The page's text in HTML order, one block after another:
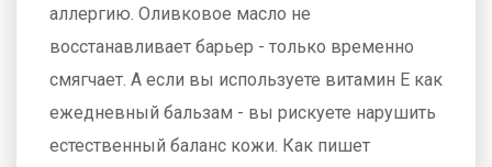
аллергию. Оливковое масло не
восстанавливает барьер - только временно
смягчает. А если вы используете витамин Е как
ежедневный бальзам - вы рискуете нарушить
естественный баланс кожи. Как пишет